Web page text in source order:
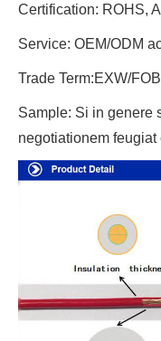
Certification: ROHS,
Service: OEM/ODM
Trade Term:EXW/
Sample: Si in genere
negotiationem